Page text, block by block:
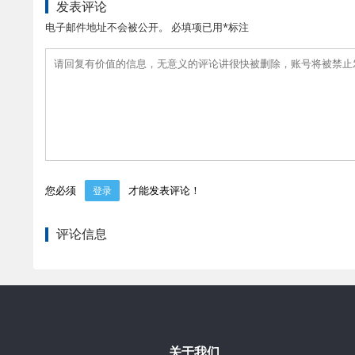
发表评论
电子邮件地址不会被公开。 必填项已用*标注
您必须 登录 才能发表评论！
评论信息